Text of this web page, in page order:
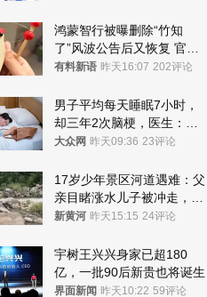
鸿蒙智行被曝删除“竹知
了”风波公告后又恢复 官媒
曾力挺：劝华为要大度的，
有料新语 昨天16:07 202评论
男子平均每天睡眠7小时，
却三年2次脑梗，医生：这
样睡觉更伤身
大众网 昨天09:36 23评论
17岁少年景区河道遇难：父
亲目睹涨水儿子被冲走，当
地排除上游泄洪，家属盼厘
新黄河 昨天15:15 24评论
宇树王兴兴身家已超180
亿，一批90后新贵也将诞生
界面新闻 昨天10:22 59评论